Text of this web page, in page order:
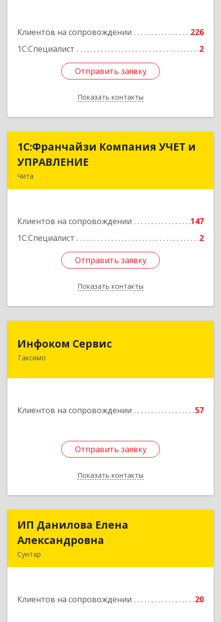
Клиентов на сопровождении
226
1С:Специалист
2
Отправить заявку
Показать контакты
Подробнее
Отправить заявку
Назад
1С:Франчайзи Компания УЧЕТ и
УПРАВЛЕНИЕ
Чита
Клиентов на сопровождении
147
1С:Специалист
2
Отправить заявку
Показать контакты
1С:Франчайзи Компания УЧЕТ и
Подробнее
Отправить заявку
Назад
Инфоком Сервис
Таксимо
Клиентов на сопровождении 57
Отправить заявку
Показать контакты
671560, Республика Бурятия, Муйский р-н, пгт.
Отправить заявку
Назад
ИП Данилова Елена
Александровна
Сунтар
Клиентов на сопровождении 20
ИП Данилова Елена